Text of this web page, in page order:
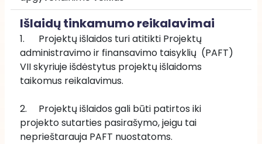
Išlaidų tinkamumo reikalavimai
1. 	Projektų išlaidos turi atitikti Projektų
administravimo ir finansavimo taisyklių  (PAFT)
VII skyriuje išdėstytus projektų išlaidoms
taikomus reikalavimus.
2.	Projektų išlaidos gali būti patirtos iki
projekto sutarties pasirašymo, jeigu tai
neprieštarauja PAFT nuostatoms.